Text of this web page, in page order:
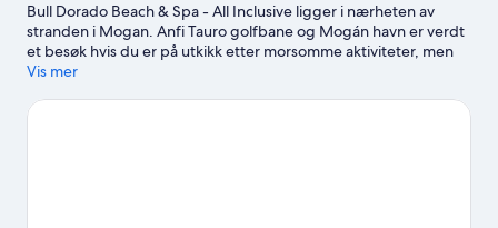
Bull Dorado Beach & Spa - All Inclusive ligger i nærheten av
stranden i Mogan. Anfi Tauro golfbane og Mogán havn er verdt
et besøk hvis du er på utkikk etter morsomme aktiviteter, men
hvis du heller vil oppleve vakre naturomgivelser, kan du dra til
bør du ikke gå glipp av Lago Taurito vannpark og Angry Birds
Vis mer